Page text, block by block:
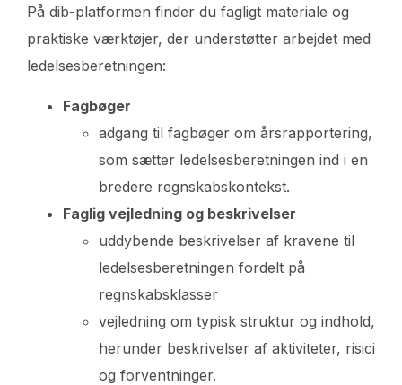
På dib-platformen finder du fagligt materiale og
praktiske værktøjer, der understøtter arbejdet med
ledelsesberetningen:
Fagbøger
adgang til fagbøger om årsrapportering,
som sætter ledelsesberetningen ind i en
bredere regnskabskontekst.
Faglig vejledning og beskrivelser
uddybende beskrivelser af kravene til
ledelsesberetningen fordelt på
regnskabsklasser
vejledning om typisk struktur og indhold,
herunder beskrivelser af aktiviteter, risici
og forventninger.